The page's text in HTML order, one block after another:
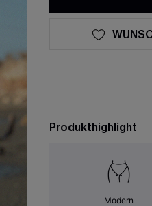
Produkthighlight
Modern